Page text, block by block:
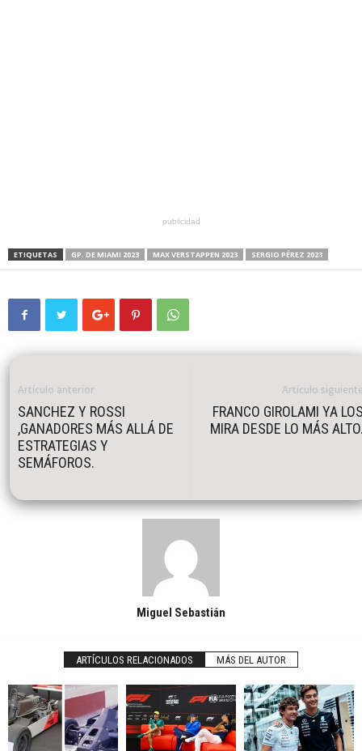
publicidad
ETIQUETAS GP. DE MIAMI 2023 MAX VERSTAPPEN 2023 SERGIO PÉREZ 2023
Artículo anterior
SANCHEZ Y ROSSI
,GANADORES MÁS ALLÁ DE
ESTRATEGIAS Y
SEMÁFOROS.
Artículo
FRANCO GIROLAMI YA
MIRA DESDE LO MÁS
Miguel Sebastián
ARTÍCULOS RELACIONADOS MÁS DEL AUTOR